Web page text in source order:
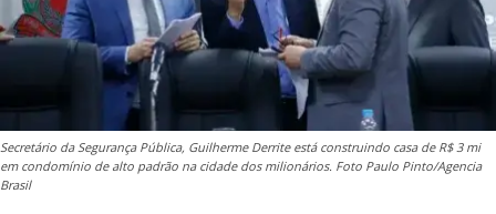
Secretário da Segurança Pública, Guilherme Derrite está construindo casa de R$ 3 mi
em condomínio de alto padrão na cidade dos milionários. Foto Paulo Pinto/Agencia
Brasil